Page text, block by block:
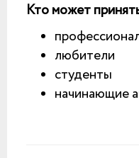
Кто может
любители
студенты
начинающие